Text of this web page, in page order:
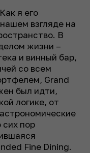
я его
взгляде на
В
жизни –
и винный бар,
со всем
Grand
был идти,
логике, от
сих пор
Fine Dining.